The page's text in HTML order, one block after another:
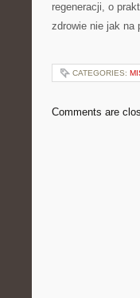
regeneracji, o
zdrowie nie jak na
CATEGORIES:
Comments are